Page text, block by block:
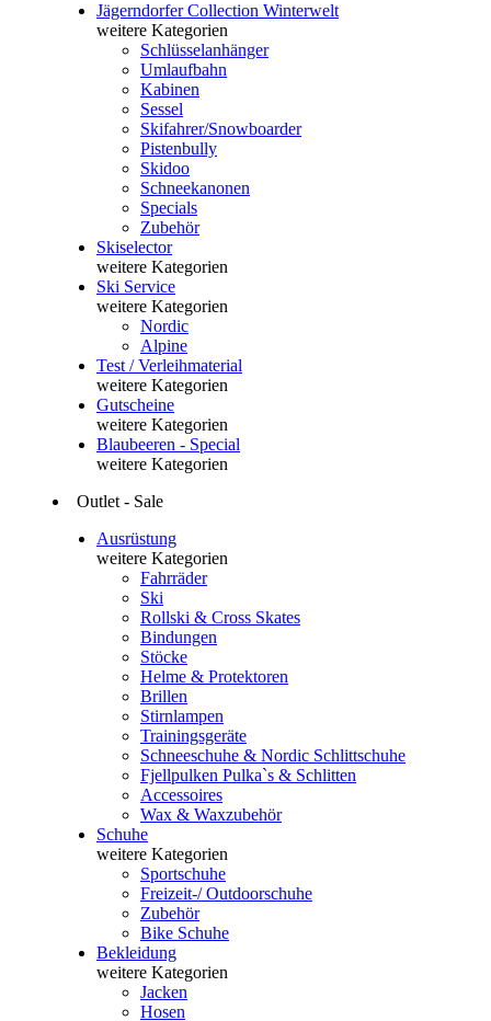
Jägerndorfer Collection Winterwelt
weitere Kategorien
Schlüsselanhänger
Umlaufbahn
Kabinen
Sessel
Skifahrer/Snowboarder
Pistenbully
Skidoo
Schneekanonen
Specials
Zubehör
Skiselector
weitere Kategorien
Ski Service
weitere Kategorien
Nordic
Alpine
Test / Verleihmaterial
weitere Kategorien
Gutscheine
weitere Kategorien
Blaubeeren - Special
weitere Kategorien
Outlet - Sale
Ausrüstung
weitere Kategorien
Fahrräder
Ski
Rollski & Cross Skates
Bindungen
Stöcke
Helme & Protektoren
Brillen
Stirnlampen
Trainingsgeräte
Schneeschuhe & Nordic Schlittschuhe
Fjellpulken Pulka`s & Schlitten
Accessoires
Wax & Waxzubehör
Schuhe
weitere Kategorien
Sportschuhe
Freizeit-/ Outdoorschuhe
Zubehör
Bike Schuhe
Bekleidung
weitere Kategorien
Jacken
Hosen